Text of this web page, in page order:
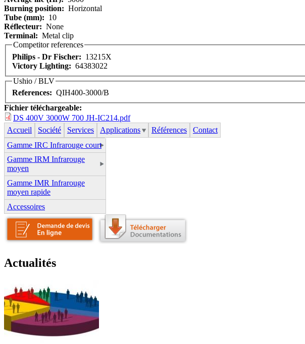
Burning position: Horizontal
Tube (mm): 10
Réflecteur: None
Terminal: Metal clip
Competitor references
Philips - Dr Fischer: 13215X
Victory Lighting: 64383022
Ushio / BLV
References: QIH400-3000/B
Fichier téléchargeable:
DS 400V 3000W 700 JH-IC214.pdf
Accueil
Société Services Applications Références
Contact
Gamme IRC Infrarouge court
Gamme IRM Infrarouge
moyen
Gamme IMR Infrarouge
moyen rapide
Accessoires
Actualités